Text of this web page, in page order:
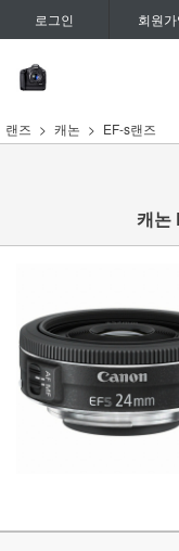
로그인 회원
랜즈 캐논 EF-s랜즈
캐논